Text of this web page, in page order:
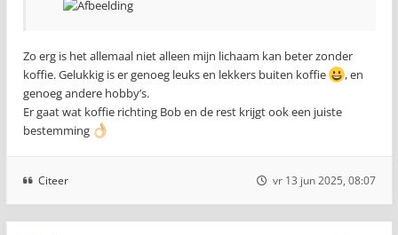
Zo erg is het allemaal niet alleen mijn lichaam kan beter zonder
koffie. Gelukkig is er genoeg leuks en lekkers buiten koffie
, en
genoeg andere hobby’s.
Er gaat wat koffie richting Bob en de rest krijgt ook een juiste
bestemming
Citeer vr 13 jun 2025, 08:07